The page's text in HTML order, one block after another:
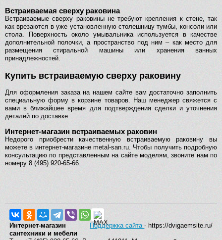
Встраиваемая сверху раковина
Встраиваемые сверху раковины не требуют крепления к стене, так
как врезаются в уже установленную столешницу тумбы, консоли или
стола. Поверхность около умывальника используется в качестве
дополнительной полочки, а пространство под ним – как место для
размещения стиральной машины или хранения ванных
принадлежностей.
Купить встраиваемую сверху раковину
Для оформления заказа на нашем сайте вам достаточно заполнить
специальную форму в корзине товаров. Наш менеджер свяжется с
вами в ближайшее время для подтверждения сделки и уточнения
деталей по доставке.
Интернет-магазин встраиваемых раковин
Недорого приобрести качественную встраиваемую раковину вы
можете в интернет-магазине metal-san.ru. Чтобы получить подробную
консультацию по представленным на сайте моделям, звоните нам по
номеру 8 (495) 920-65-66.
Поддержка сайта- https://dvigaemsite.ru/
Интернет-магазин
сантехники и мебели